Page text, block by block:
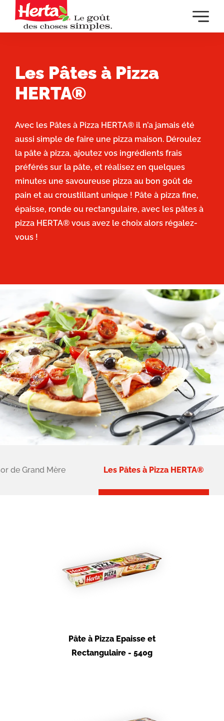
Les Pâtes à Pizza
HERTA®
Avec les Pâtes à Pizza HERTA® il n’a jamais été
aussi simple de faire une pizza maison. Déroulez
la pâte à pizza, ajoutez vos ingrédients frais
préférés sur la pâte, et réalisez en quelques
minutes une savoureuse pizza au bon goût de
pain et au croustillant unique ! Pâte à pizza fine,
épaisse, ronde ou rectangulaire, avec les pâtes à
pizza HERTA® vous avez le choix alors régalez-
vous !
de Grand Mère Les Pâtes à Pizza HERTA®
Pâte à Pizza Epaisse et
Rectangulaire - 540g